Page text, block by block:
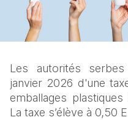
Les autorités
janvier 2026 d'une
emballages
La taxe s’élève à 0,50